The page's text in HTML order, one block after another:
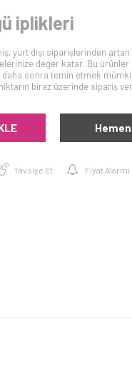
iplikleri
yurt dışı siparişlerinden artan
değer katar. Bu ürünler
daha sonra temin etmek
biraz üzerinde sipariş
Tavsiye Et Fiyat Alarmı